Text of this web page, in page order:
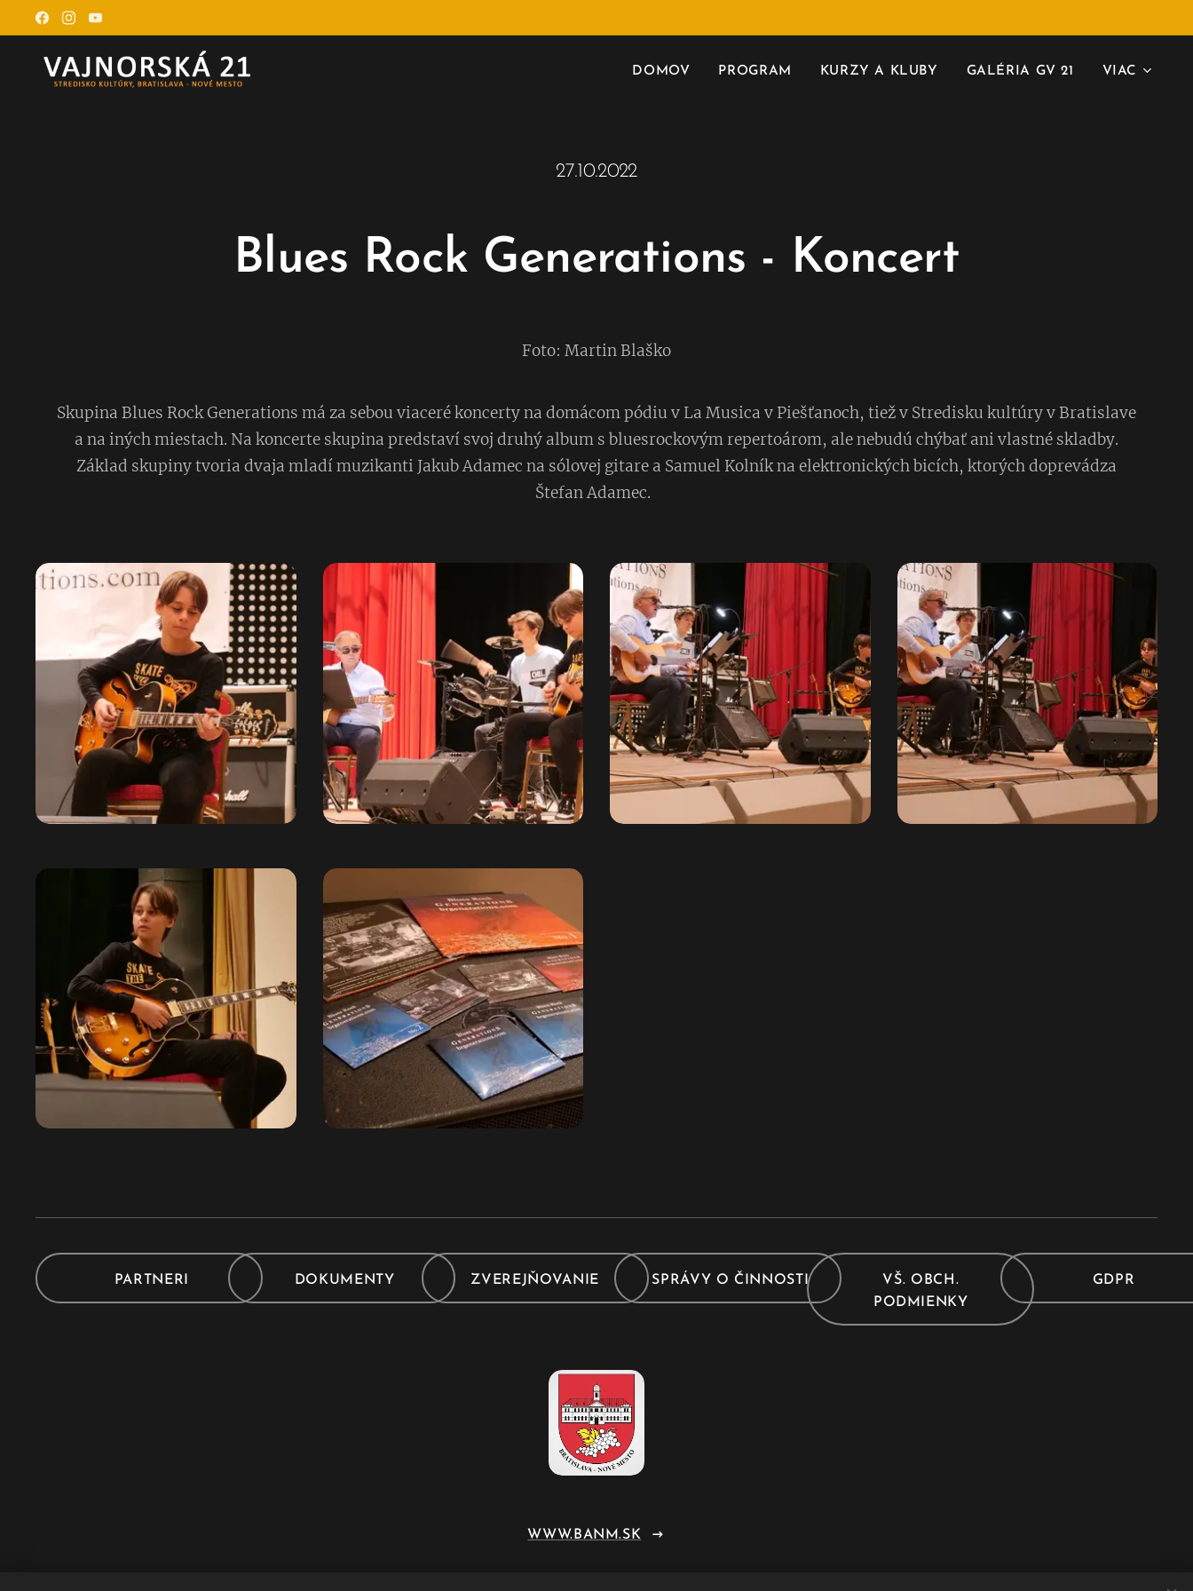
DOMOV PROGRAM KURZY A KLUBY GALÉRIA GV 21 VIAC
27.10.2022
Blues Rock Generations - Koncert
Foto: Martin Blaško
Skupina Blues Rock Generations má za sebou viaceré koncerty na domácom pódiu v La Musica v Piešťanoch, tiež v Stredisku kultúry v Bratislave
a na iných miestach. Na koncerte skupina predstaví svoj druhý album s bluesrockovým repertoárom, ale nebudú chýbať ani vlastné skladby.
Základ skupiny tvoria dvaja mladí muzikanti Jakub Adamec na sólovej gitare a Samuel Kolník na elektronických bicích, ktorých doprevádza
Štefan Adamec.
PARTNERI DOKUMENTY ZVEREJŇOVANIE SPRÁVY O ČINNOSTI
VŠ. OBCH.
PODMIENKY
GDPR
WWW.BANM.SK